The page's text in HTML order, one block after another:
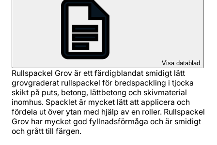
Visa datablad
Rullspackel Grov är ett färdigblandat smidigt lätt
grovgraderat rullspackel för bredspackling i tjocka
skikt på puts, betong, lättbetong och skivmaterial
inomhus. Spacklet är mycket lätt att applicera och
fördela ut över ytan med hjälp av en roller. Rullspackel
Grov har mycket god fyllnadsförmåga och är smidigt
och grått till färgen.